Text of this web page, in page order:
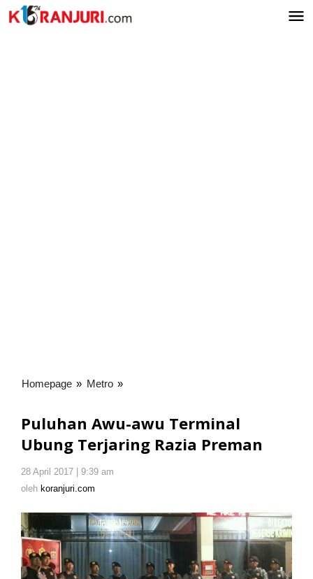
Lewati
ke
Homepage » Metro »
Terminal
Ubung
Puluhan Awu-awu Terminal
Ubung Terjaring Razia Preman
28 April 2017 | 9:39 am
oleh koranjuri.com